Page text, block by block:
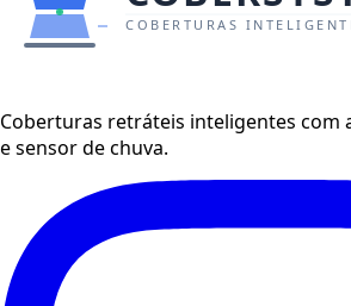
Coberturas retráteis inteligentes com
e sensor de chuva.